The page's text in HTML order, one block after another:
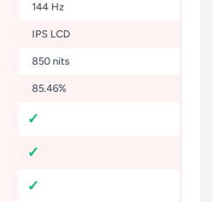
144 Hz
IPS LCD
850 nits
85.46%